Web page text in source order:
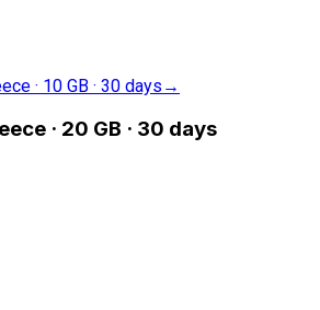
· 10 GB · 30 days →
· 20 GB · 30 days